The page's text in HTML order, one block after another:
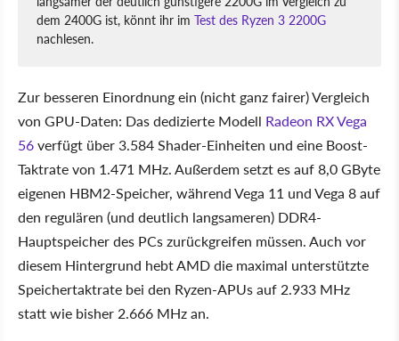
dem 2400G ist, könnt ihr im Test des Ryzen 3 2200G
nachlesen.
Zur besseren Einordnung ein (nicht ganz fairer) Vergleich
von GPU-Daten: Das dedizierte Modell Radeon RX Vega
56verfügt über 3.584 Shader-Einheiten und eine Boost-
Taktrate von 1.471 MHz. Außerdem setzt es auf 8,0 GByte
eigenen HBM2-Speicher, während Vega 11 und Vega 8 auf
den regulären (und deutlich langsameren) DDR4-
Hauptspeicher des PCs zurückgreifen müssen. Auch vor
diesem Hintergrund hebt AMD die maximal unterstützte
Speichertaktrate bei den Ryzen-APUs auf 2.933 MHz
statt wie bisher 2.666 MHz an.